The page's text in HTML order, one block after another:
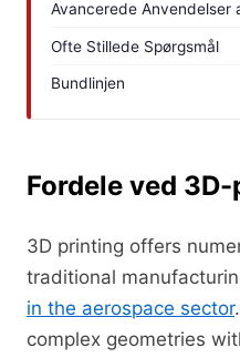
Avancerede
Ofte Stillede Spørgsmål
Bundlinjen
Fordele ved
3D printing offers
traditional
in the aerospace sector
complex geometries